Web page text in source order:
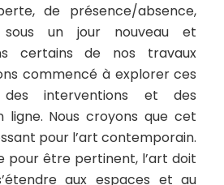
de présence/absence,
sous un jour nouveau et
certains de nos travaux
commencé à explorer ces
interventions et des
ligne. Nous croyons que cet
pour l’art contemporain.
pour être pertinent, l’art doit
aux espaces et au